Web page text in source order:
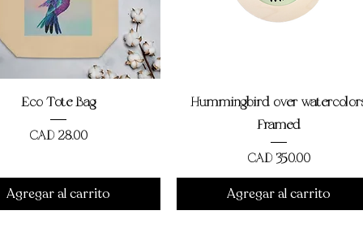
Vista rápida
Eco Tote Bag
Precio
CAD 28,00
Agregar al carrito
Vista rápida
Hummingbird over
Framed
Precio
CAD 350,00
Agregar al carrito